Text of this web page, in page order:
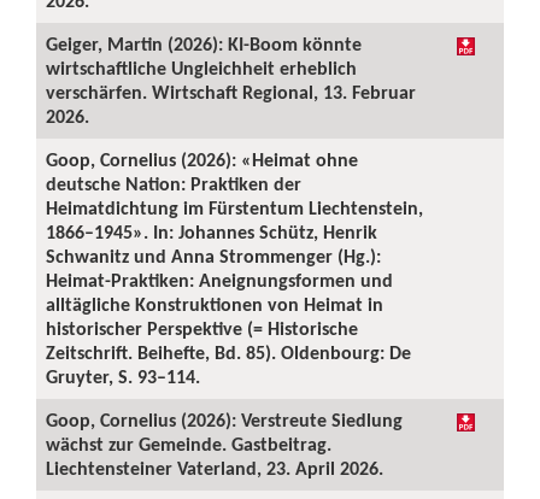
Geiger, Martin (2026): KI-Boom könnte
wirtschaftliche Ungleichheit erheblich
verschärfen. Wirtschaft Regional, 13. Februar
2026.
Goop, Cornelius (2026): «Heimat ohne
deutsche Nation: Praktiken der
Heimatdichtung im Fürstentum Liechtenstein,
1866–1945». In: Johannes Schütz, Henrik
Schwanitz und Anna Strommenger (Hg.):
Heimat-Praktiken: Aneignungsformen und
alltägliche Konstruktionen von Heimat in
historischer Perspektive (= Historische
Zeitschrift. Beihefte, Bd. 85). Oldenbourg: De
Gruyter, S. 93–114.
Goop, Cornelius (2026): Verstreute Siedlung
wächst zur Gemeinde. Gastbeitrag.
Liechtensteiner Vaterland, 23. April 2026.